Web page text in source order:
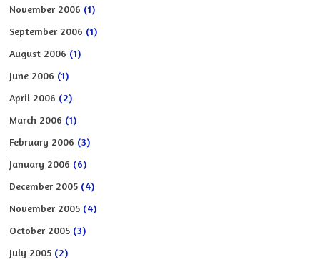
November 2006 (1)
September 2006 (1)
August 2006 (1)
June 2006 (1)
April 2006 (2)
March 2006 (1)
February 2006 (3)
January 2006 (6)
December 2005 (4)
November 2005 (4)
October 2005 (3)
July 2005 (2)